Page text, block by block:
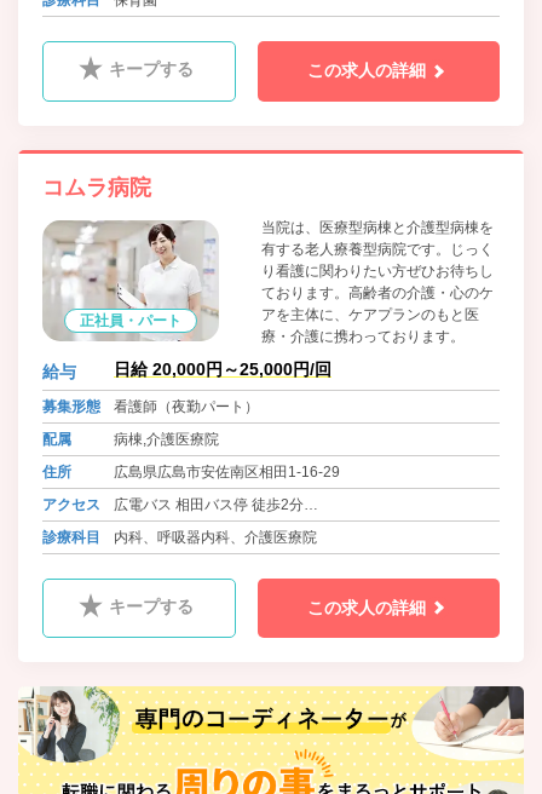
キープする この求人の詳細
コムラ病院
正社員・パート
当院は、医療型病棟と介護型病棟を
有する老人療養型病院です。じっく
り看護に関わりたい方ぜひお待ちし
ております。高齢者の介護・心のケ
アを主体に、ケアプランのもと医
療・介護に携わっております。
給与 日給 20,000円～25,000円/回
募集形態
看護師（夜勤パート）
配属
病棟,介護医療院
住所
広島県広島市安佐南区相田1-16-29
アクセス
広電バス 相田バス停 徒歩2分
広電バス 下相田バス停 徒歩1分
診療科目 内科、呼吸器内科、介護医療院
キープする この求人の詳細